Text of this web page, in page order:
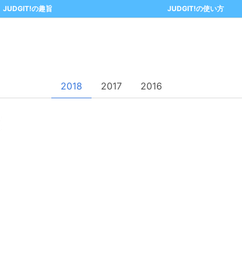
JUDGIT!の趣旨 JUDGIT!の使い方
2018 2017 2016